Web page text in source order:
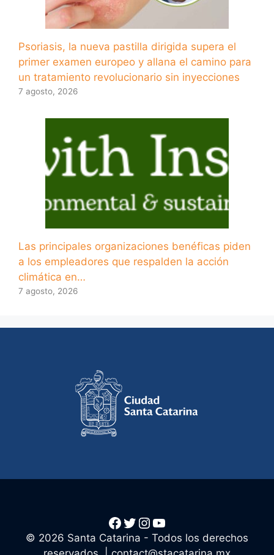
Psoriasis, la nueva pastilla dirigida supera el
primer examen europeo y allana el camino para
un tratamiento revolucionario sin inyecciones
7 agosto, 2026
Las principales organizaciones benéficas piden
a los empleadores que respalden la acción
climática en…
7 agosto, 2026
© 2026 Santa Catarina - Todos los derechos
Facebook
Twitter
Instagram
YouTube